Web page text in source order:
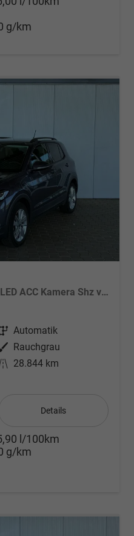
g/km
Life 1.0 TSI DSG / Matrix-LED ACC Kamera Shz vorne Apple Carplay Alu 17'' Winterreifen
Getriebe Automatik
Außenfarbe
Rauchgrau
Kilometerstand 28.844 km
Details
l/100km
g/km